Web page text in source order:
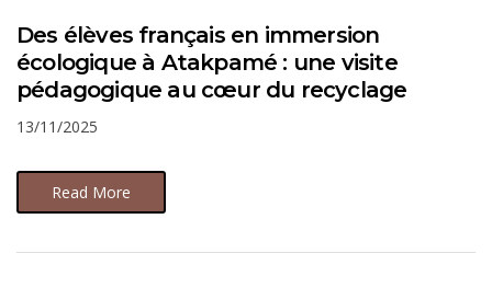
Des élèves français en immersion
écologique à Atakpamé : une visite
pédagogique au cœur du recyclage
13/11/2025
Read More